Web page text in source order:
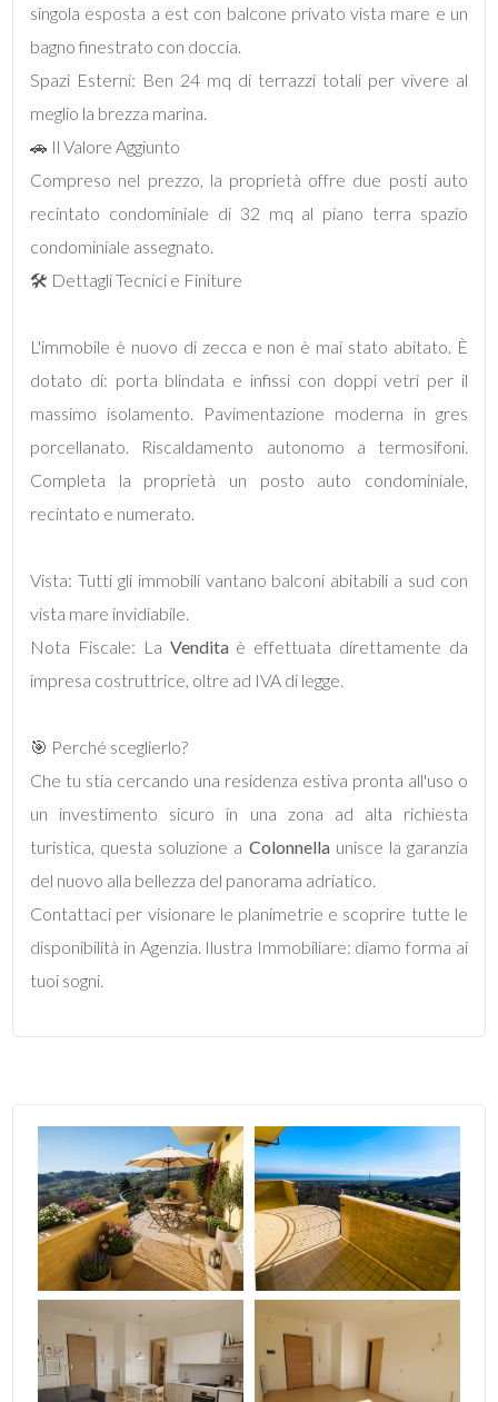
singola esposta a est con balcone privato vista mare e un
bagno finestrato con doccia.
Spazi Esterni: Ben 24 mq di terrazzi totali per vivere al
meglio la brezza marina.
🚗 Il Valore Aggiunto
Compreso nel prezzo, la proprietà offre due posti auto
recintato condominiale di 32 mq al piano terra spazio
condominiale assegnato.
🛠 Dettagli Tecnici e Finiture
L'immobile è nuovo di zecca e non è mai stato abitato. È
dotato di: porta blindata e infissi con doppi vetri per il
massimo isolamento. Pavimentazione moderna in gres
porcellanato. Riscaldamento autonomo a termosifoni.
Completa la proprietà un posto auto condominiale,
recintato e numerato.
Vista: Tutti gli immobili vantano balconi abitabili a sud con
vista mare invidiabile.
Nota Fiscale: La Venditaè effettuata direttamente da
impresa costruttrice, oltre ad IVA di legge.
🎯 Perché sceglierlo?
Che tu stia cercando una residenza estiva pronta all'uso o
un investimento sicuro in una zona ad alta richiesta
turistica, questa soluzione a Colonnellaunisce la garanzia
del nuovo alla bellezza del panorama adriatico.
Contattaci per visionare le planimetrie e scoprire tutte le
disponibilità in Agenzia. Ilustra Immobiliare: diamo forma ai
tuoi sogni.
Bagni
minimi
2
4
5
5+
Camere
minime
Qualsiasi
1
3
Altre
opzioni
-
multiscelta
Giardino
Posto auto/Box